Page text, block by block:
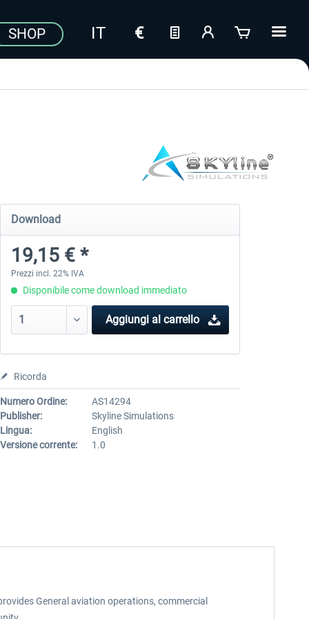
SHOP
Download
19,15 € *
Prezzi incl. 22% IVA
Disponibile come download immediato
Aggiungi al carrello
Ricorda
Numero Ordine:
AS14294
Publisher:
Skyline Simulations
Lingua:
English
Versione corrente:
1.0
General aviation operations, commercial